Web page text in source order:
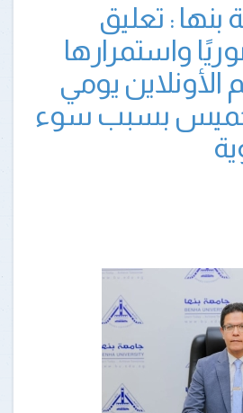
: تعليق
واستمرارها
الأونلاين يومي
بسبب سوء